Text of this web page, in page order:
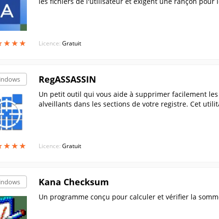
★★★
★★★ Licence: Gratuit
★★★
★★★
RegASSASSIN
Un petit outil qui vous aide à supprimer facilement
alveillants dans les sections de votre registre. Cet
Licence: Gratuit
Kana Checksum
Un programme conçu pour calculer et vérifier la